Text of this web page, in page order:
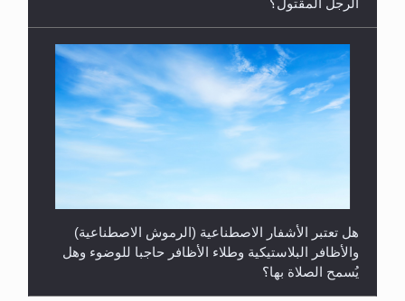
الرجل المقتول؟
هل تعتبر الأشفار الاصطناعية (الرموش الاصطناعية)
والأظافر البلاستيكية وطلاء الأظافر حاجبا للوضوء وهل
يُسمح الصلاة بها؟